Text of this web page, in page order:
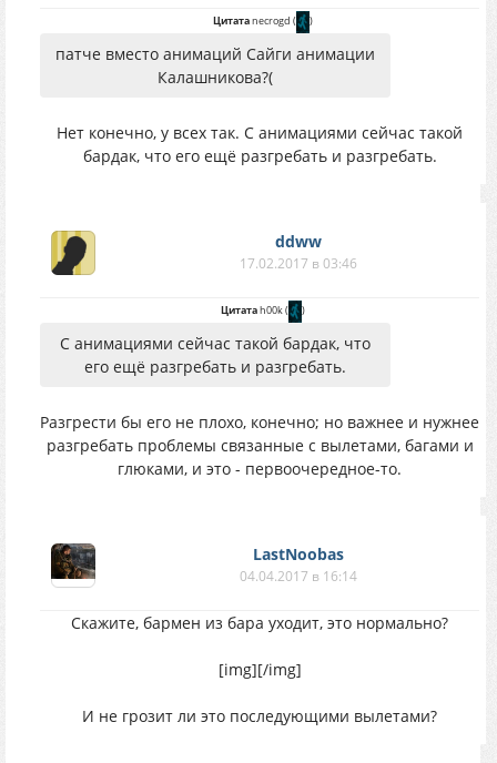
Цитатаnecrogd ( )
патче вместо анимаций Сайги анимации
Калашникова?(
Нет конечно, у всех так. С анимациями сейчас такой
бардак, что его ещё разгребать и разгребать.
ddww
17.02.2017 в 03:46
Цитатаh00k( )
С анимациями сейчас такой бардак, что
его ещё разгребать и разгребать.
Разгрести бы его не плохо, конечно; но важнее и нужнее
разгребать проблемы связанные с вылетами, багами и
глюками, и это - первоочередное-то.
LastNoobas
04.04.2017 в 16:14
Скажите, бармен из бара уходит, это нормально?
[img][/img]
И не грозит ли это последующими вылетами?